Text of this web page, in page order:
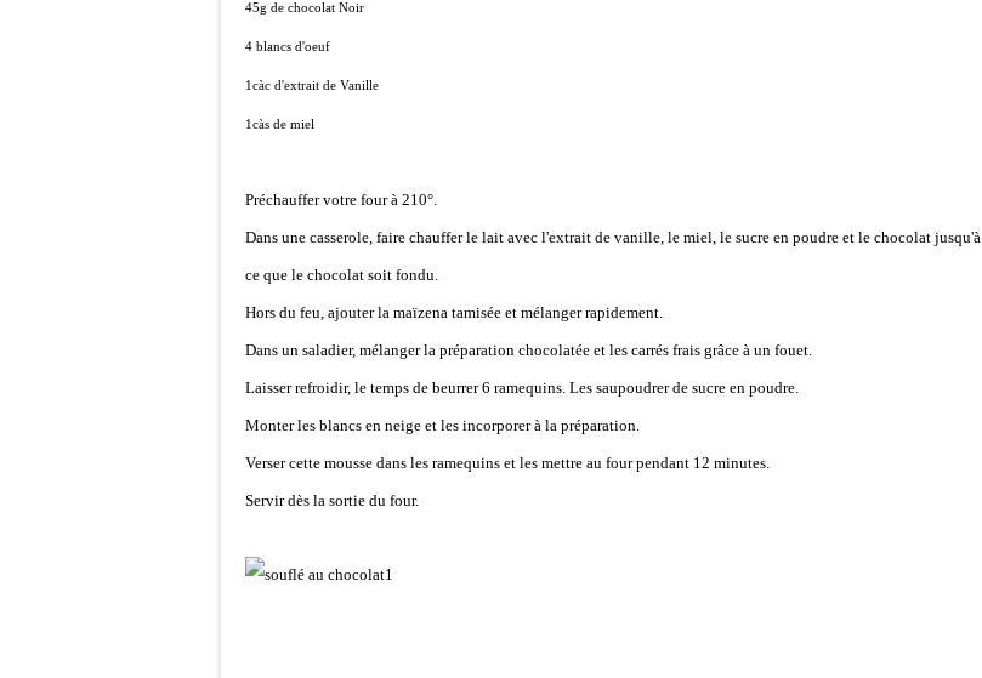
45g de chocolat Noir
4 blancs d'oeuf
1càc d'extrait de Vanille
1càs de miel
Préchauffer votre four à 210°.
Dans une casserole, faire chauffer le lait avec l'extrait de vanille, le miel, le sucre en poudre et le chocolat jusqu'à
ce que le chocolat soit fondu.
Hors du feu, ajouter la maïzena tamisée et mélanger rapidement.
Dans un saladier, mélanger la préparation chocolatée et les carrés frais grâce à un fouet.
Laisser refroidir, le temps de beurrer 6 ramequins. Les saupoudrer de sucre en poudre.
Monter les blancs en neige et les incorporer à la préparation.
Verser cette mousse dans les ramequins et les mettre au four pendant 12 minutes.
Servir dès la sortie du four.